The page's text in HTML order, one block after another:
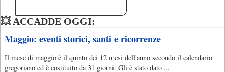
💥 ACCADDE OGGI:
Maggio: eventi storici, santi e ricorrenze
Il mese di maggio è il quinto dei 12 mesi dell'anno secondo il calendario
gregoriano ed è costituito da 31 giorni. Gli è stato dato ...